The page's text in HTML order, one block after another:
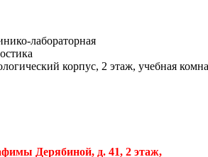
лабораторная
корпус, 2 этаж, учебная
Дерябиной, д. 41, 2 этаж,